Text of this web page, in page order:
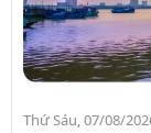
Thứ Sáu, 07/08/